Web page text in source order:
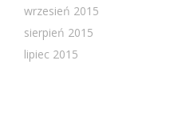
wrzesień 2015
sierpień 2015
lipiec 2015